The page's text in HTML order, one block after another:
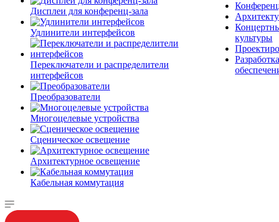
Дисплеи для конференц-зала
Удлинители интерфейсов
Переключатели и распределители
интерфейсов
Преобразователи
Многоцелевые устройства
Сценическое освещение
Архитектурное освещение
Кабельная коммутация
культуры